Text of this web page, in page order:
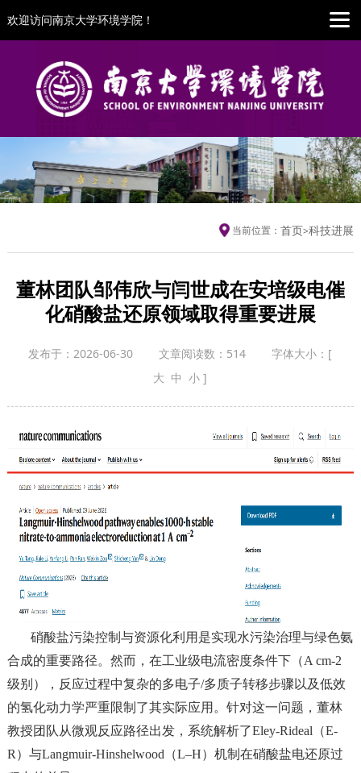
欢迎访问南京大学环境学院！
当前位置：首页>科技进展
董林团队邹伟欣与闫世成在安培级电催
化硝酸盐还原领域取得重要进展
发布于：2026-06-30 文章阅读数： 514 字体大小： [
大 中 小 ]
硝酸盐污染控制与资源化利用是实现水污染治理与绿色氨
合成的重要路径。然而，在工业级电流密度条件下（A cm-2
级别），反应过程中复杂的多电子/多质子转移步骤以及低效
的氢化动力学严重限制了其实际应用。针对这一问题，董林
教授团队从微观反应路径出发，系统解析了Eley-Rideal（E-
R）与Langmuir-Hinshelwood（L–H）机制在硝酸盐电还原过